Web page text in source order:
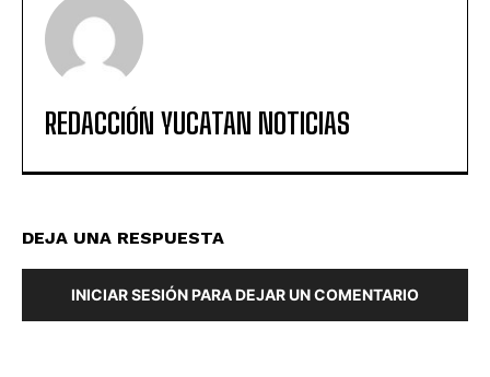
REDACCIÓN YUCATAN NOTICIAS
DEJA UNA RESPUESTA
INICIAR SESIÓN PARA DEJAR UN COMENTARIO